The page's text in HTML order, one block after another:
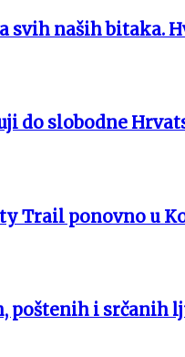
svih naših bitaka.
do slobodne
Trail ponovno u
poštenih i srčanih